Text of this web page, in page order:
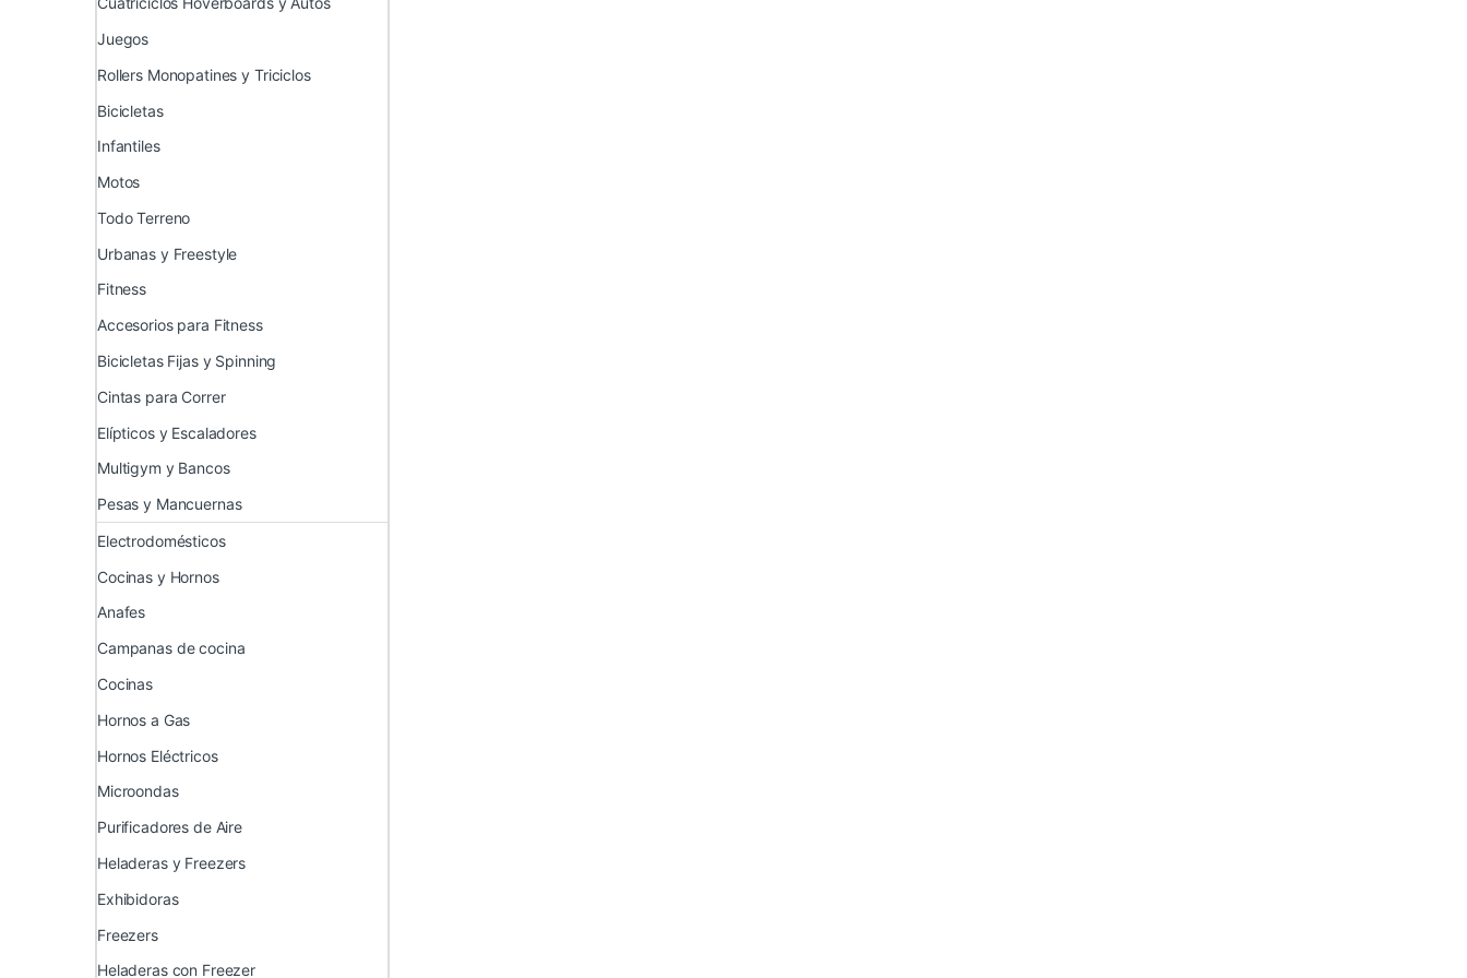
Juegos
Rollers Monopatines y Triciclos
Bicicletas
Infantiles
Motos
Todo Terreno
Urbanas y Freestyle
Fitness
Accesorios para Fitness
Bicicletas Fijas y Spinning
Cintas para Correr
Elípticos y Escaladores
Multigym y Bancos
Pesas y Mancuernas
Electrodomésticos
Cocinas y Hornos
Anafes
Campanas de cocina
Cocinas
Hornos a Gas
Hornos Eléctricos
Microondas
Purificadores de Aire
Heladeras y Freezers
Exhibidoras
Freezers
Heladeras con Freezer